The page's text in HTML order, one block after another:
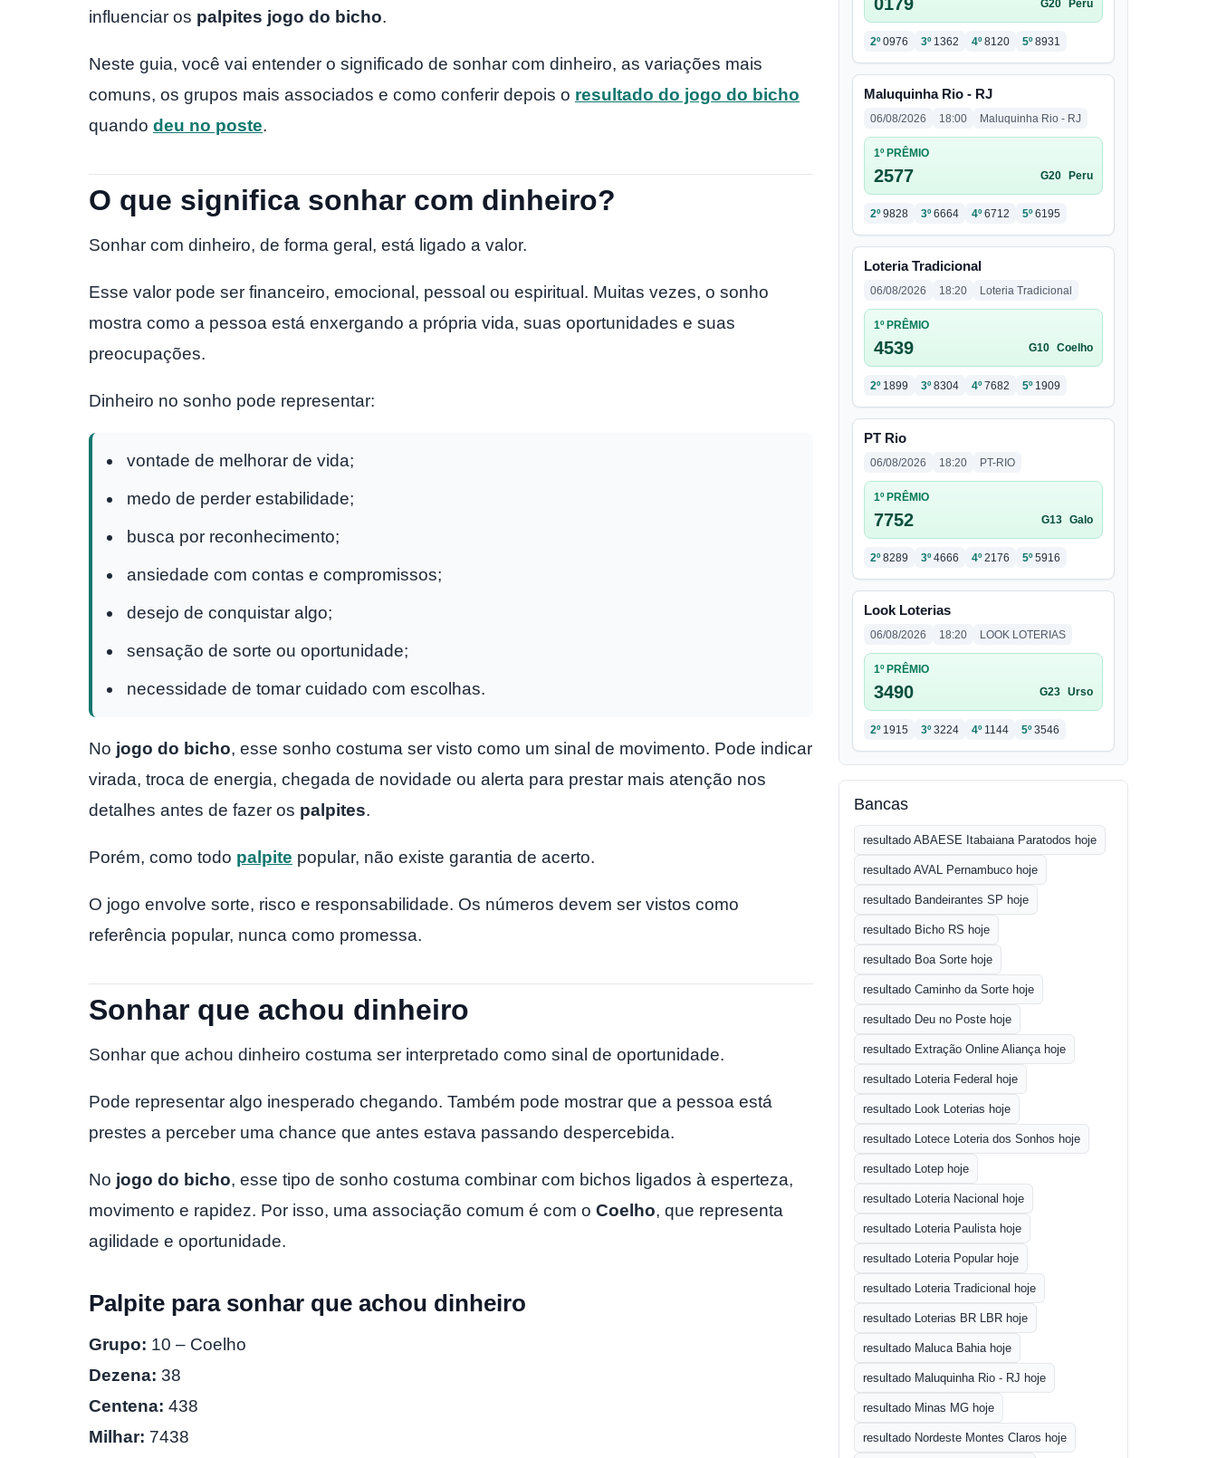
influenciar os palpites jogo do bicho.
Neste guia, você vai entender o significado de sonhar com dinheiro, as variações mais
comuns, os grupos mais associados e como conferir depois o resultado do jogo do bicho
quando deu no poste.
O que significa sonhar com dinheiro?
Sonhar com dinheiro, de forma geral, está ligado a valor.
Esse valor pode ser financeiro, emocional, pessoal ou espiritual. Muitas vezes, o sonho
mostra como a pessoa está enxergando a própria vida, suas oportunidades e suas
preocupações.
Dinheiro no sonho pode representar:
vontade de melhorar de vida;
medo de perder estabilidade;
busca por reconhecimento;
ansiedade com contas e compromissos;
desejo de conquistar algo;
sensação de sorte ou oportunidade;
necessidade de tomar cuidado com escolhas.
No jogo do bicho, esse sonho costuma ser visto como um sinal de movimento. Pode indicar
virada, troca de energia, chegada de novidade ou alerta para prestar mais atenção nos
detalhes antes de fazer os palpites.
Porém, como todo palpite popular, não existe garantia de acerto.
O jogo envolve sorte, risco e responsabilidade. Os números devem ser vistos como
referência popular, nunca como promessa.
Sonhar que achou dinheiro
Sonhar que achou dinheiro costuma ser interpretado como sinal de oportunidade.
Pode representar algo inesperado chegando. Também pode mostrar que a pessoa está
prestes a perceber uma chance que antes estava passando despercebida.
No jogo do bicho, esse tipo de sonho costuma combinar com bichos ligados à esperteza,
movimento e rapidez. Por isso, uma associação comum é com o Coelho, que representa
agilidade e oportunidade.
Palpite para sonhar que achou dinheiro
Grupo: 10 – Coelho
Dezena: 38
Centena: 438
Milhar: 7438
G20 Peru
2º 0976 3º 1362 4º 8120 5º 8931
Maluquinha Rio - RJ
06/08/2026 18:00 Maluquinha Rio - RJ
1º PRÊMIO
2577 G20 Peru
2º 9828 3º 6664 4º 6712 5º 6195
Loteria Tradicional
06/08/2026 18:20 Loteria Tradicional
1º PRÊMIO
4539 G10 Coelho
2º 1899 3º 8304 4º 7682 5º 1909
PT Rio
06/08/2026 18:20 PT-RIO
1º PRÊMIO
7752 G13 Galo
2º 8289 3º 4666 4º 2176 5º 5916
Look Loterias
06/08/2026 18:20 LOOK LOTERIAS
1º PRÊMIO
3490 G23 Urso
2º 1915 3º 3224 4º 1144 5º 3546
Bancas
resultado ABAESE Itabaiana Paratodos hoje
resultado AVAL Pernambuco hoje
resultado Bandeirantes SP hoje
resultado Bicho RS hoje
resultado Boa Sorte hoje
resultado Caminho da Sorte hoje
resultado Deu no Poste hoje
resultado Extração Online Aliança hoje
resultado Loteria Federal hoje
resultado Look Loterias hoje
resultado Lotece Loteria dos Sonhos hoje
resultado Lotep hoje
resultado Loteria Nacional hoje
resultado Loteria Paulista hoje
resultado Loteria Popular hoje
resultado Loteria Tradicional hoje
resultado Loterias BR LBR hoje
resultado Maluca Bahia hoje
resultado Maluquinha Rio - RJ hoje
resultado Minas MG hoje
resultado Nordeste Montes Claros hoje